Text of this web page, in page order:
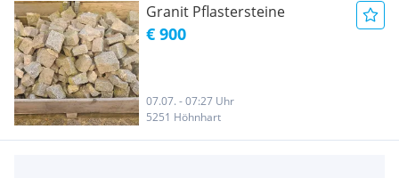
Granit Pflastersteine
€ 900
07.07. - 07:27 Uhr
5251 Höhnhart